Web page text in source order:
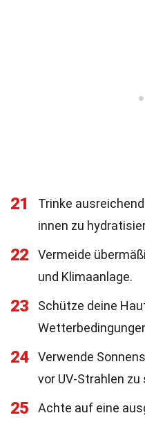
21
Trinke
innen zu
22
Vermeide
und Klimaanlage.
23
Schütze deine
24
Verwende
vor UV-Strahlen
25
Achte auf eine